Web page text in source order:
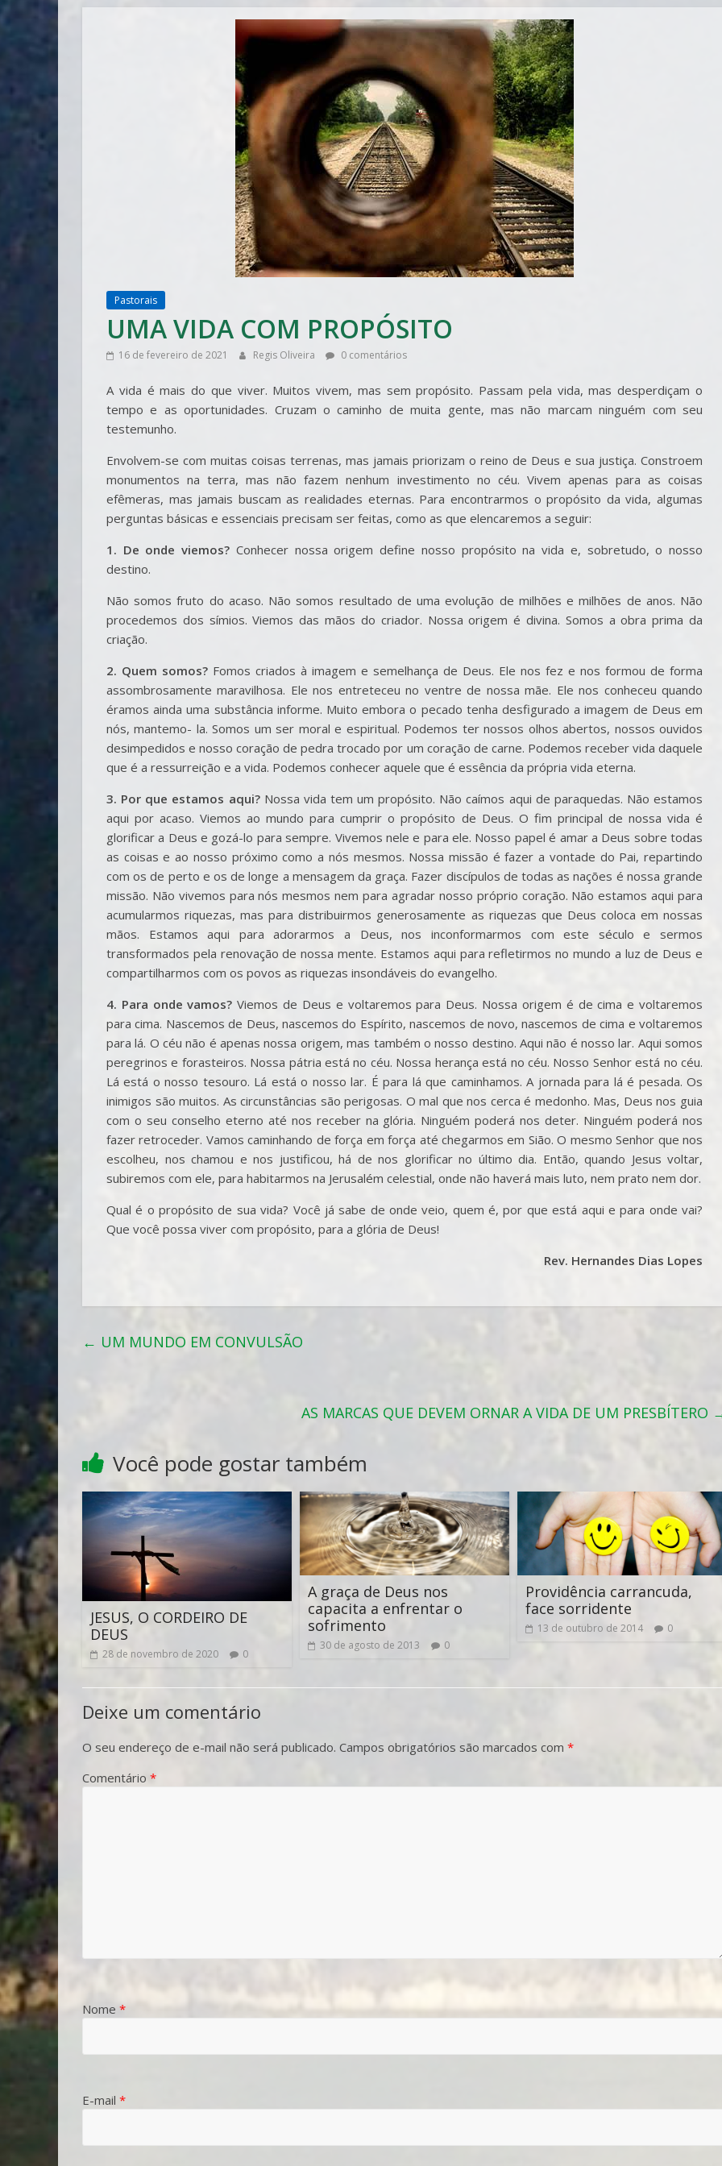
Pastorais
UMA VIDA COM PROPÓSITO
16 de fevereiro de 2021 Regis Oliveira 0 comentários
A vida é mais do que viver. Muitos vivem, mas sem propósito. Passam pela vida, mas desperdiçam o
tempo e as oportunidades. Cruzam o caminho de muita gente, mas não marcam ninguém com seu
testemunho.
Envolvem-se com muitas coisas terrenas, mas jamais priorizam o reino de Deus e sua justiça. Constroem
monumentos na terra, mas não fazem nenhum investimento no céu. Vivem apenas para as coisas
efêmeras, mas jamais buscam as realidades eternas. Para encontrarmos o propósito da vida, algumas
perguntas básicas e essenciais precisam ser feitas, como as que elencaremos a seguir:
1. De onde viemos? Conhecer nossa origem define nosso propósito na vida e, sobretudo, o nosso
destino.
Não somos fruto do acaso. Não somos resultado de uma evolução de milhões e milhões de anos. Não
procedemos dos símios. Viemos das mãos do criador. Nossa origem é divina. Somos a obra prima da
criação.
2. Quem somos? Fomos criados à imagem e semelhança de Deus. Ele nos fez e nos formou de forma
assombrosamente maravilhosa. Ele nos entreteceu no ventre de nossa mãe. Ele nos conheceu quando
éramos ainda uma substância informe. Muito embora o pecado tenha desfigurado a imagem de Deus em
nós, mantemo- la. Somos um ser moral e espiritual. Podemos ter nossos olhos abertos, nossos ouvidos
desimpedidos e nosso coração de pedra trocado por um coração de carne. Podemos receber vida daquele
que é a ressurreição e a vida. Podemos conhecer aquele que é essência da própria vida eterna.
3. Por que estamos aqui?Nossa vida tem um propósito. Não caímos aqui de paraquedas. Não estamos
aqui por acaso. Viemos ao mundo para cumprir o propósito de Deus. O fim principal de nossa vida é
glorificar a Deus e gozá-lo para sempre. Vivemos nele e para ele. Nosso papel é amar a Deus sobre todas
as coisas e ao nosso próximo como a nós mesmos. Nossa missão é fazer a vontade do Pai, repartindo
com os de perto e os de longe a mensagem da graça. Fazer discípulos de todas as nações é nossa grande
missão. Não vivemos para nós mesmos nem para agradar nosso próprio coração. Não estamos aqui para
acumularmos riquezas, mas para distribuirmos generosamente as riquezas que Deus coloca em nossas
mãos. Estamos aqui para adorarmos a Deus, nos inconformarmos com este século e sermos
transformados pela renovação de nossa mente. Estamos aqui para refletirmos no mundo a luz de Deus e
compartilharmos com os povos as riquezas insondáveis do evangelho.
4. Para onde vamos? Viemos de Deus e voltaremos para Deus. Nossa origem é de cima e voltaremos
para cima. Nascemos de Deus, nascemos do Espírito, nascemos de novo, nascemos de cima e voltaremos
para lá. O céu não é apenas nossa origem, mas também o nosso destino. Aqui não é nosso lar. Aqui somos
peregrinos e forasteiros. Nossa pátria está no céu. Nossa herança está no céu. Nosso Senhor está no céu.
Lá está o nosso tesouro. Lá está o nosso lar. É para lá que caminhamos. A jornada para lá é pesada. Os
inimigos são muitos. As circunstâncias são perigosas. O mal que nos cerca é medonho. Mas, Deus nos guia
com o seu conselho eterno até nos receber na glória. Ninguém poderá nos deter. Ninguém poderá nos
fazer retroceder. Vamos caminhando de força em força até chegarmos em Sião. O mesmo Senhor que nos
escolheu, nos chamou e nos justificou, há de nos glorificar no último dia. Então, quando Jesus voltar,
subiremos com ele, para habitarmos na Jerusalém celestial, onde não haverá mais luto, nem prato nem dor.
Qual é o propósito de sua vida? Você já sabe de onde veio, quem é, por que está aqui e para onde vai?
Que você possa viver com propósito, para a glória de Deus!
Rev. Hernandes Dias Lopes
← UM MUNDO EM CONVULSÃO
AS MARCAS QUE DEVEM ORNAR A VIDA DE UM PRESBÍTERO
Você pode gostar também
JESUS, O CORDEIRO DE
DEUS
28 de novembro de 2020 0
A graça de Deus nos
capacita a enfrentar o
sofrimento
30 de agosto de 2013 0
Providência carrancuda,
face sorridente
13 de outubro de 2014 0
Deixe um comentário
O seu endereço de e-mail não será publicado. Campos obrigatórios são marcados com *
Comentário *
Nome *
E-mail *